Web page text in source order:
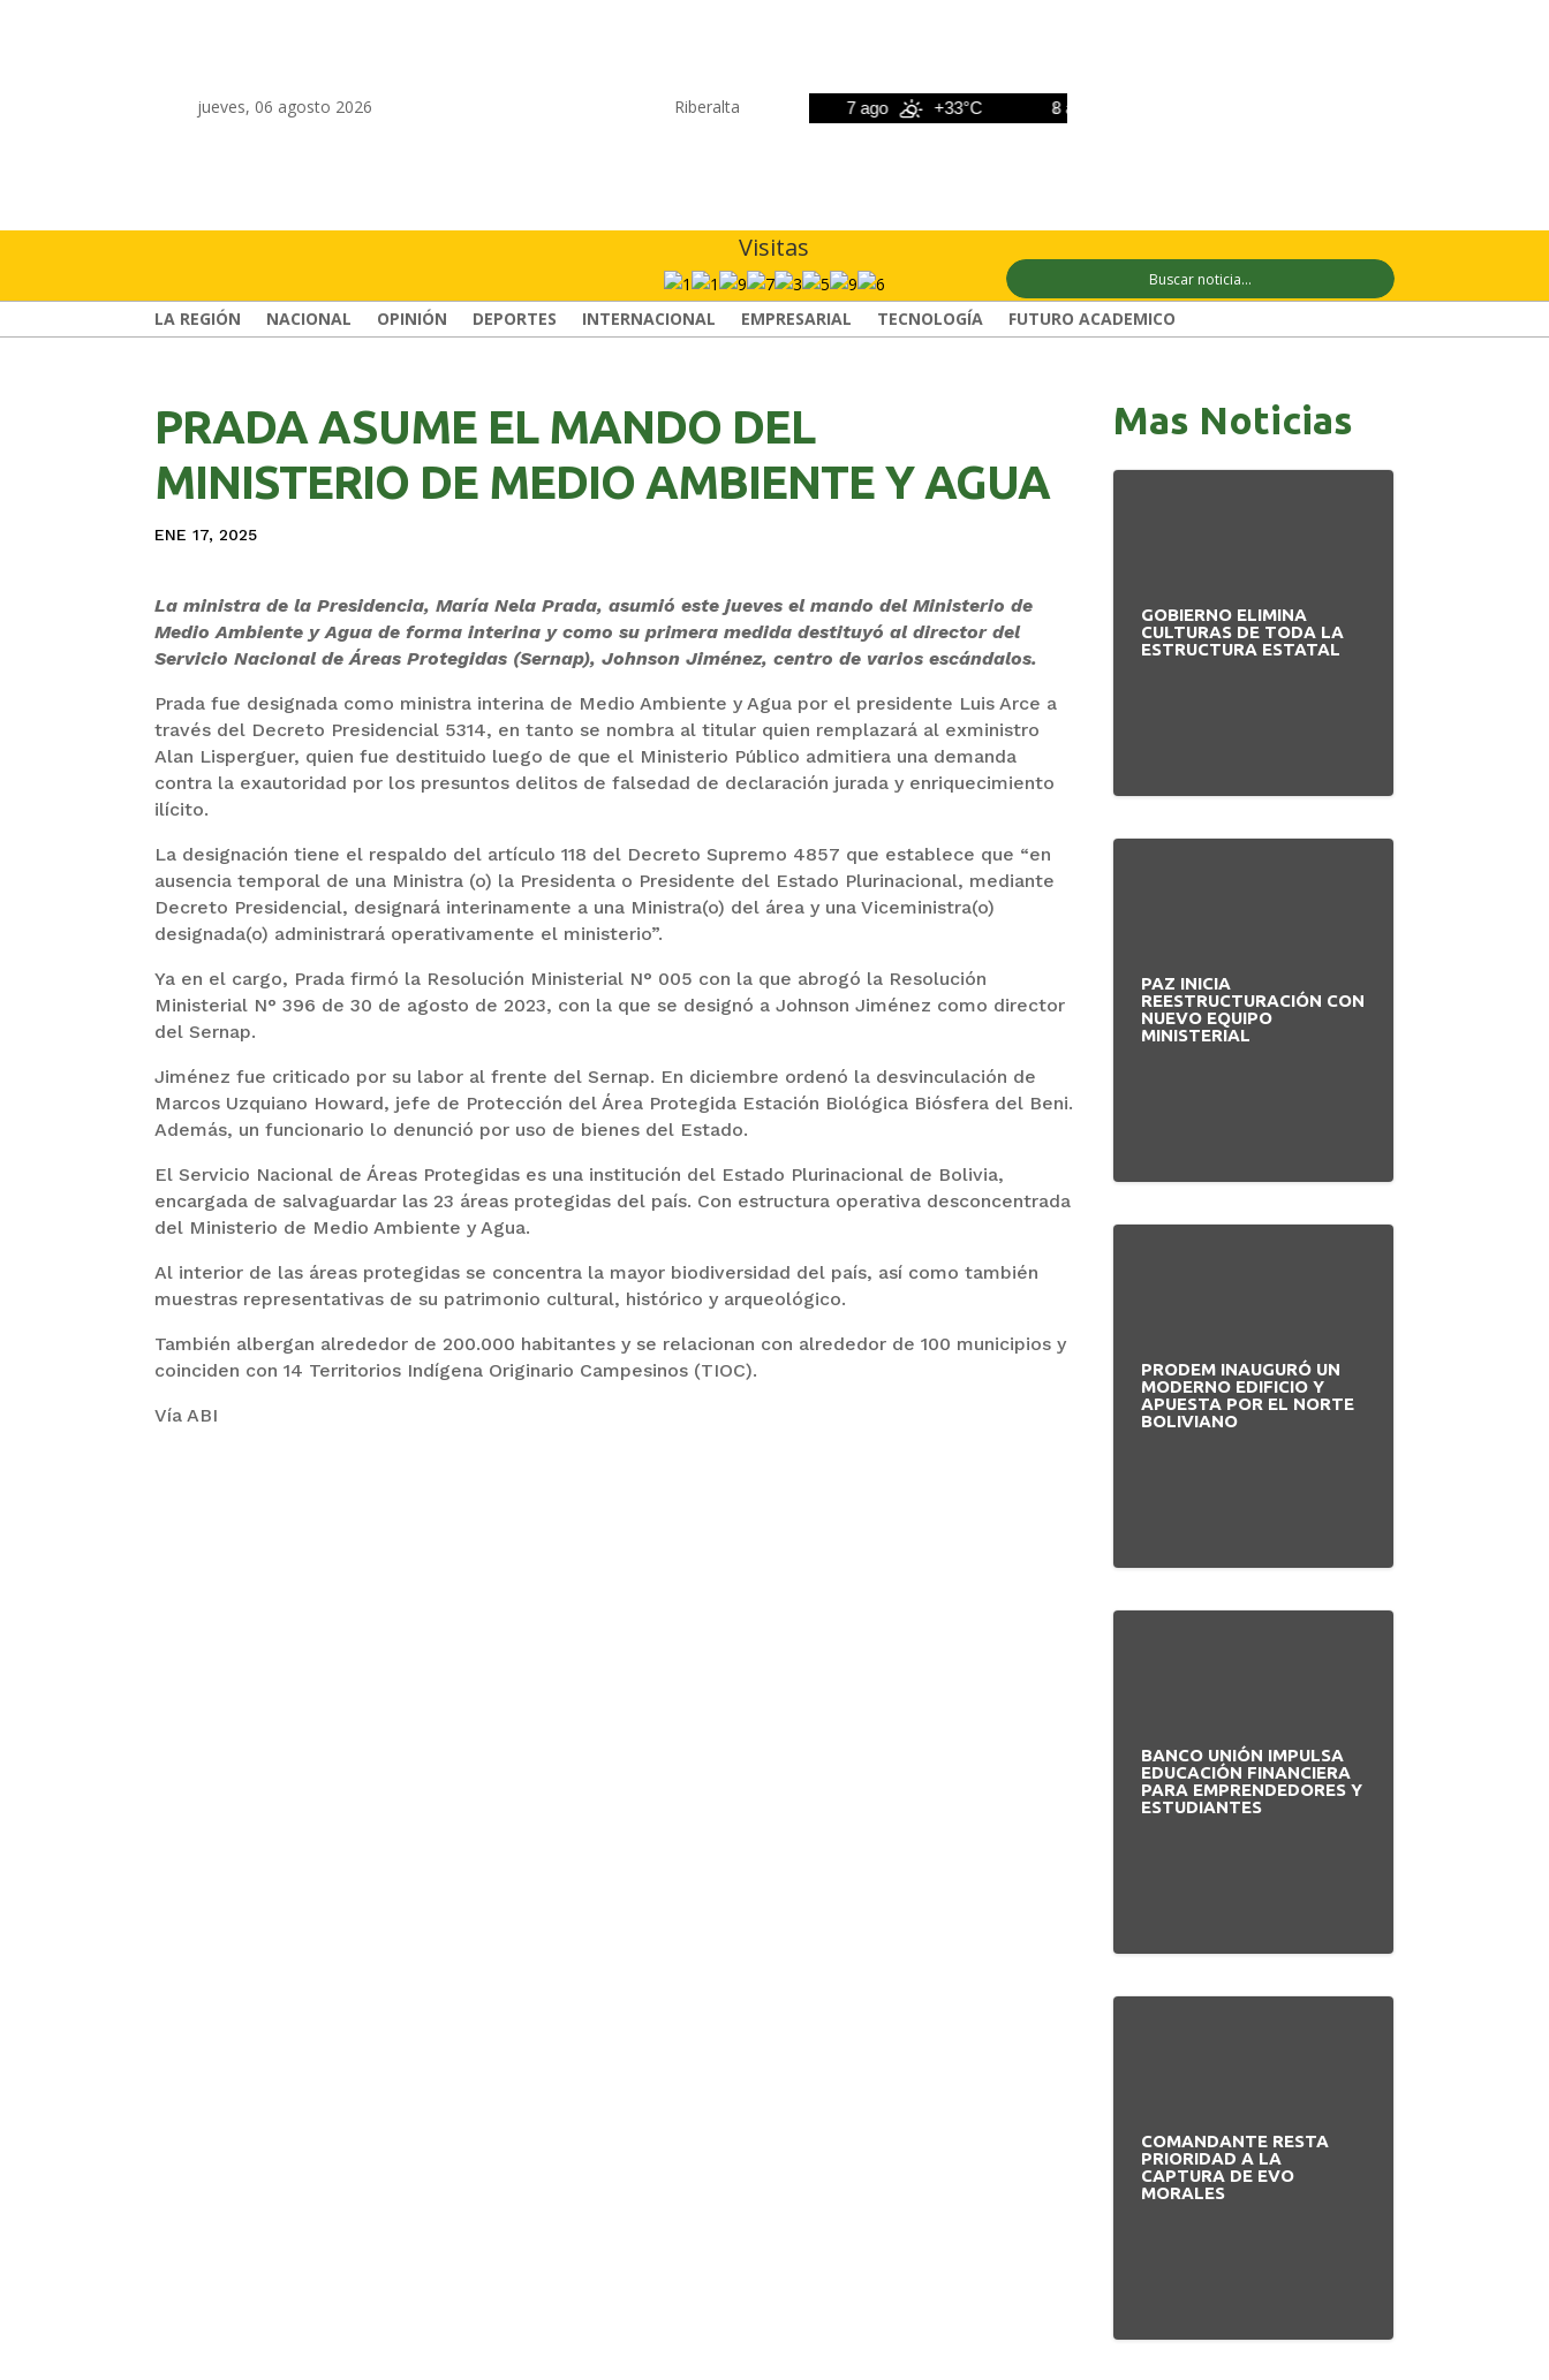
jueves, 06 agosto 2026 Riberalta
+33°C 7 ago +33°C 8 ago
Visitas
LA REGIÓN NACIONAL OPINIÓN DEPORTES INTERNACIONAL EMPRESARIAL TECNOLOGÍA FUTURO ACADEMICO
PRADA ASUME EL MANDO DEL
MINISTERIO DE MEDIO AMBIENTE Y AGUA
ENE 17, 2025
La ministra de la Presidencia, María Nela Prada, asumió este jueves el mando del Ministerio de
Medio Ambiente y Agua de forma interina y como su primera medida destituyó al director del
Servicio Nacional de Áreas Protegidas (Sernap), Johnson Jiménez, centro de varios escándalos.
Prada fue designada como ministra interina de Medio Ambiente y Agua por el presidente Luis Arce a
través del Decreto Presidencial 5314, en tanto se nombra al titular quien remplazará al exministro
Alan Lisperguer, quien fue destituido luego de que el Ministerio Público admitiera una demanda
contra la exautoridad por los presuntos delitos de falsedad de declaración jurada y enriquecimiento
ilícito.
La designación tiene el respaldo del artículo 118 del Decreto Supremo 4857 que establece que “en
ausencia temporal de una Ministra (o) la Presidenta o Presidente del Estado Plurinacional, mediante
Decreto Presidencial, designará interinamente a una Ministra(o) del área y una Viceministra(o)
designada(o) administrará operativamente el ministerio”.
Ya en el cargo, Prada firmó la Resolución Ministerial N° 005 con la que abrogó la Resolución
Ministerial N° 396 de 30 de agosto de 2023, con la que se designó a Johnson Jiménez como director
del Sernap.
Jiménez fue criticado por su labor al frente del Sernap. En diciembre ordenó la desvinculación de
Marcos Uzquiano Howard, jefe de Protección del Área Protegida Estación Biológica Biósfera del Beni.
Además, un funcionario lo denunció por uso de bienes del Estado.
El Servicio Nacional de Áreas Protegidas es una institución del Estado Plurinacional de Bolivia,
encargada de salvaguardar las 23 áreas protegidas del país. Con estructura operativa desconcentrada
del Ministerio de Medio Ambiente y Agua.
Al interior de las áreas protegidas se concentra la mayor biodiversidad del país, así como también
muestras representativas de su patrimonio cultural, histórico y arqueológico.
También albergan alrededor de 200.000 habitantes y se relacionan con alrededor de 100 municipios y
coinciden con 14 Territorios Indígena Originario Campesinos (TIOC).
Vía ABI
Mas Noticias
GOBIERNO ELIMINA
CULTURAS DE TODA LA
ESTRUCTURA ESTATAL
PAZ INICIA
REESTRUCTURACIÓN CON
NUEVO EQUIPO
MINISTERIAL
PRODEM INAUGURÓ UN
MODERNO EDIFICIO Y
APUESTA POR EL NORTE
BOLIVIANO
BANCO UNIÓN IMPULSA
EDUCACIÓN FINANCIERA
PARA EMPRENDEDORES Y
ESTUDIANTES
COMANDANTE RESTA
PRIORIDAD A LA
CAPTURA DE EVO
MORALES